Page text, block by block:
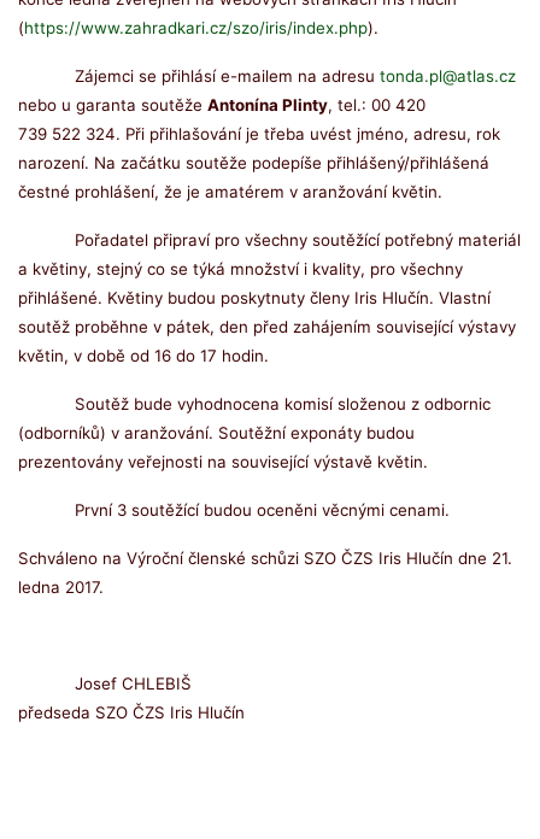
(https://www.zahradkari.cz/szo/iris/index.php).
Zájemci se přihlásí e-mailem na adresutonda.pl@atlas.cz
nebo u garanta soutěže Antonína Plinty, tel.: 00 420
739 522 324. Při přihlašování je třeba uvést jméno, adresu, rok
narození. Na začátku soutěže podepíše přihlášený/přihlášená
čestné prohlášení, že je amatérem v aranžování květin.
Pořadatel připraví pro všechny soutěžící potřebný materiál
a květiny, stejný co se týká množství i kvality, pro všechny
přihlášené. Květiny budou poskytnuty členy Iris Hlučín. Vlastní
soutěž proběhne v pátek, den před zahájením související výstavy
květin, v době od 16 do 17 hodin.
Soutěž bude vyhodnocena komisí složenou z odbornic
(odborníků) v aranžování. Soutěžní exponáty budou
prezentovány veřejnosti na související výstavě květin.
První 3 soutěžící budou oceněni věcnými cenami.
Schváleno na Výroční členské schůzi SZO ČZS Iris Hlučín dne 21.
ledna 2017.
Josef CHLEBIŠ
předseda SZO ČZS Iris Hlučín